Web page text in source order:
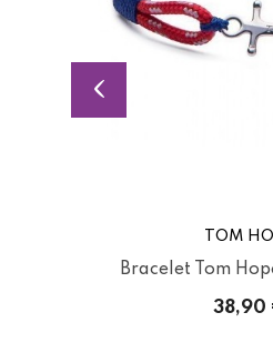
TOM
Bracelet Tom
38,90